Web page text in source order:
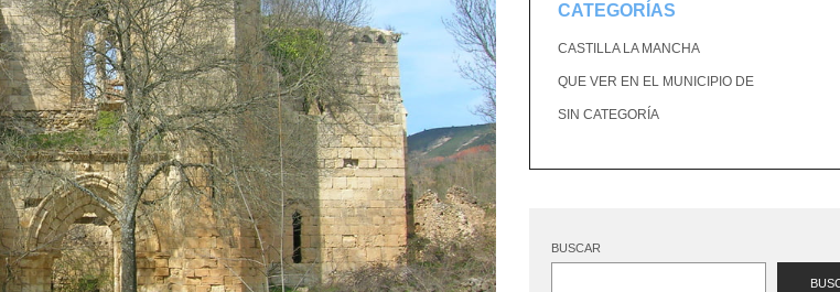
CATEGORÍAS
CASTILLA LA MANCHA
QUE VER EN EL MUNICIPIO DE
SIN CATEGORÍA
BUSCAR